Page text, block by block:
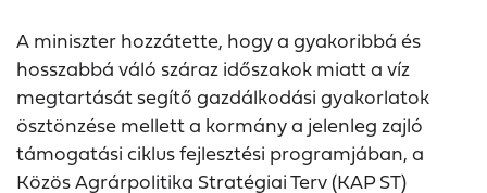
A miniszter hozzátette, hogy a gyakoribbá és
hosszabbá váló száraz időszakok miatt a víz
megtartását segítő gazdálkodási gyakorlatok
ösztönzése mellett a kormány a jelenleg zajló
támogatási ciklus fejlesztési programjában, a
Közös Agrárpolitika Stratégiai Terv (KAP ST)